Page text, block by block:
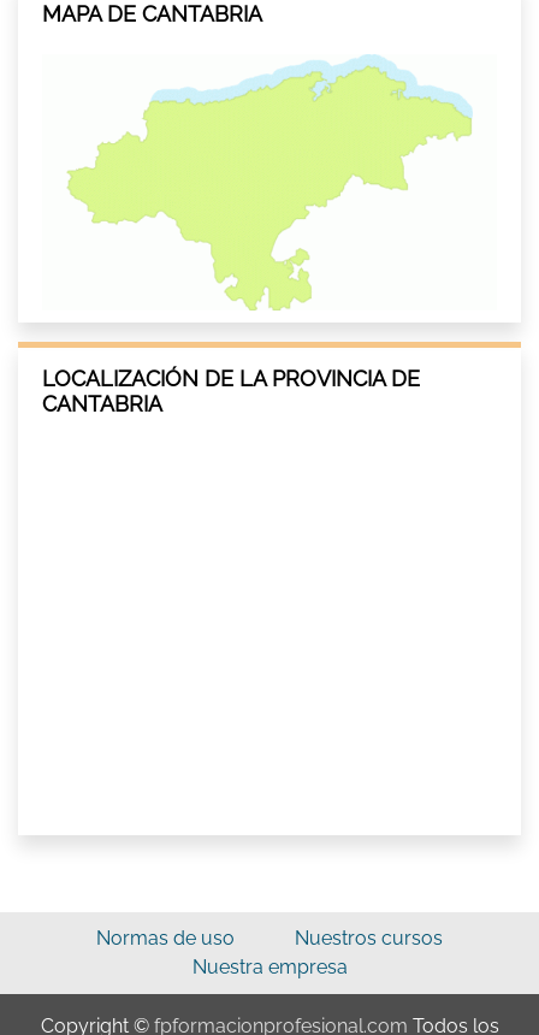
MAPA DE CANTABRIA
LOCALIZACIÓN DE LA PROVINCIA DE
CANTABRIA
Normas de uso
Nuestros cursos
Nuestra empresa
Copyright © fpformacionprofesional.com Todos los